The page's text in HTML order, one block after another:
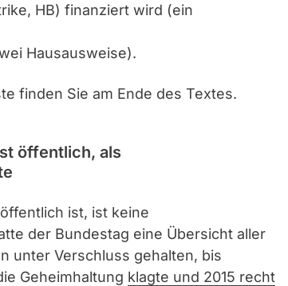
HB) finanziert wird (ein
Hausausweise).
finden Sie am Ende des Textes.
öffentlich, als
ist, ist keine
der Bundestag eine Übersicht aller
unter Verschluss gehalten, bis
Geheimhaltung klagte und 2015 recht